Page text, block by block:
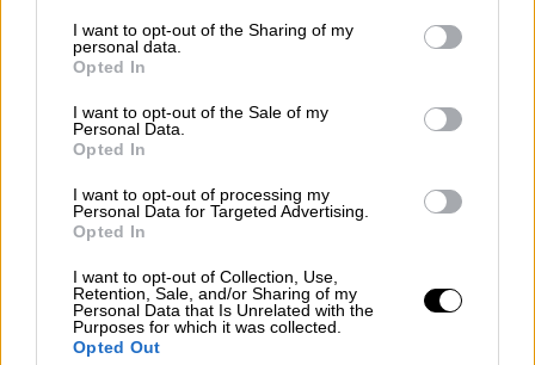
not limited to your visit or usage behaviour. You may click to
grant or deny consent to Google and its third-party tags to
use your data for below specified purposes in below Google
consent section.
I want to opt-out of the Sharing of my
personal data.
Opted In
I want to opt-out of the Sale of my
Personal Data.
Opted In
I want to opt-out of processing my
Personal Data for Targeted Advertising.
Opted In
I want to opt-out of Collection, Use,
Retention, Sale, and/or Sharing of my
Personal Data that Is Unrelated with the
Purposes for which it was collected.
Opted Out
Ελλάδα|07.04.2019 22:18
Ο Αλέξης Τσίπρας υποδέχεται Ρομά στο
Με αφορμή την Παγκόσμια Ημέρα Ρομά